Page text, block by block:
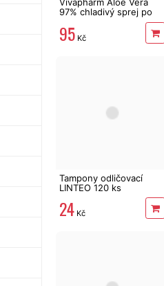
Vivapharm Aloe Vera
97% chladivý sprej po
95 Kč
Tampony odličovací
LINTEO 120 ks
24 Kč